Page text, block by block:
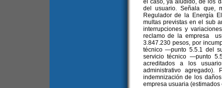
el caso, ya aludido, de los
del usuario. Señala que,
Regulador de la Energía
multas previstas en el sub
interrupciones y
reclamo de la empresa
3.847.230 pesos, por
técnico —punto 5.5.1 del
servicio técnico —punto
acreditados a los
administrativo
indemnización de los
empresa usuaria (estimados